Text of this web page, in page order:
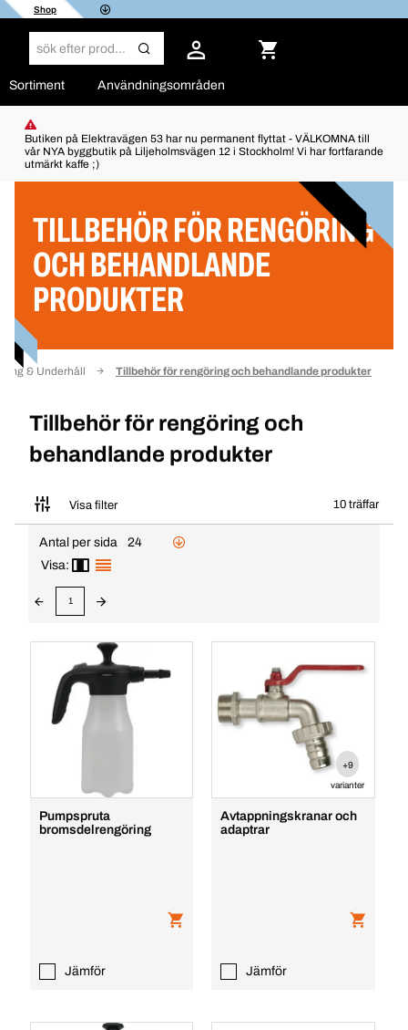
Shop
Sortiment Användningsområden
Butiken på Elektravägen 53 har nu permanent flyttat - VÄLKOMNA till
vår NYA byggbutik på Liljeholmsvägen 12 i Stockholm! Vi har fortfarande
utmärkt kaffe ;)
TILLBEHÖR FÖR RENGÖRING
OCH BEHANDLANDE
PRODUKTER
& Underhåll Tillbehör för rengöring och behandlande produkter
Tillbehör för rengöring och
behandlande produkter
Visa filter 10 träffar
Filter
Antal per sida
24
Visa:
1
Pumpspruta
bromsdelrengöring
Jämför
+9
varianter
Avtappningskranar och
adaptrar
Jämför